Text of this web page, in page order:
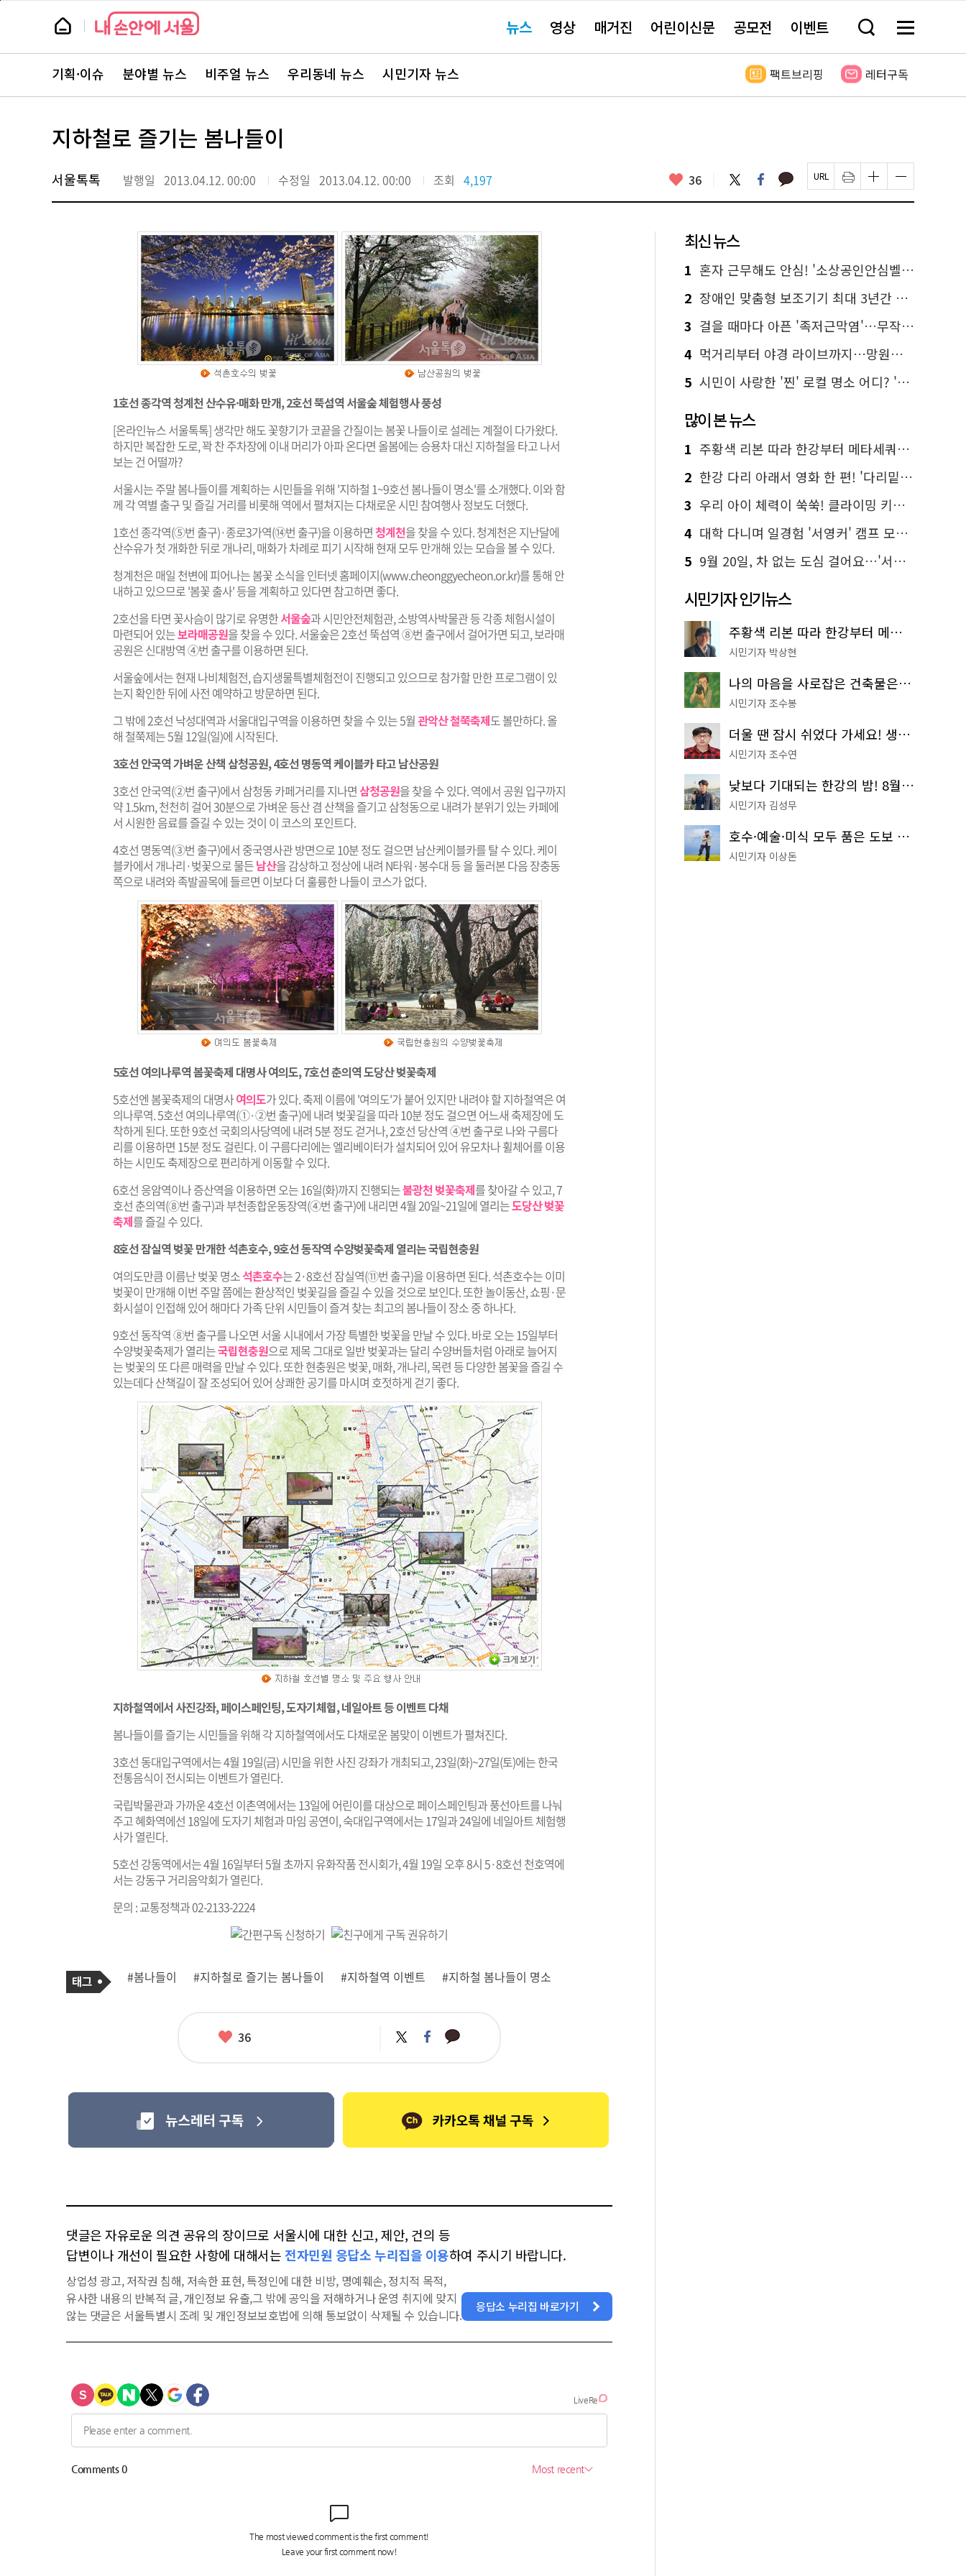
본
뉴
스 요뉴스 영상 매거진 어린이신문 공모전 이벤트 검
창
기
메
전
보
뉴
스
주
서
바
로
기획·이슈 분야별 뉴스 비주얼 뉴스 우리동네 뉴스 시민기자 뉴스 팩트브리핑 레터구독
지하철로 즐기는 봄나들이
서울톡톡 발행일 2013.04.12. 00:00 수정일 2013.04.12. 00:00 조회 4,197 좋
요
36 트
위
터
페
이
스
카
카 페
이
지
인
쇄
하
글
자
크
하
기
글
자
크
하
기
1호선 종각역 청계천 산수유·매화 만개, 2호선 뚝섬역 서울숲 체험행사 풍성
[온라인뉴스 서울톡톡] 생각만 해도 꽃향기가 코끝을 간질이는 봄꽃 나들이로 설레는 계절이 다가왔다.
하지만 복잡한 도로, 꽉 찬 주차장에 이내 머리가 아파 온다면 올봄에는 승용차 대신 지하철을 타고 나서
보는 건 어떨까?
서울시는 주말 봄나들이를 계획하는 시민들을 위해 '지하철 1~9호선 봄나들이 명소'를 소개했다. 이와 함
께 각 역별 출구 및 즐길 거리를 비롯해 역에서 펼쳐지는 다채로운 시민 참여행사 정보도 더했다.
1호선 종각역(⑤번 출구)·종로3가역(⑭번 출구)을 이용하면청계천을 찾을 수 있다. 청계천은 지난달에
산수유가 첫 개화한 뒤로 개나리, 매화가 차례로 피기 시작해 현재 모두 만개해 있는 모습을 볼 수 있다.
청계천은 매일 천변에 피어나는 봄꽃 소식을 인터넷 홈페이지(www.cheonggyecheon.or.kr)를 통해 안
내하고 있으므로 '봄꽃 출사' 등을 계획하고 있다면 참고하면 좋다.
2호선을 타면 꽃사슴이 많기로 유명한서울숲과 시민안전체험관, 소방역사박물관 등 각종 체험시설이
마련되어 있는보라매공원을 찾을 수 있다. 서울숲은 2호선 뚝섬역 ⑧번 출구에서 걸어가면 되고, 보라매
공원은 신대방역 ④번 출구를 이용하면 된다.
서울숲에서는 현재 나비체험전, 습지생물특별체험전이 진행되고 있으므로 참가할 만한 프로그램이 있
는지 확인한 뒤에 사전 예약하고 방문하면 된다.
그 밖에 2호선 낙성대역과 서울대입구역을 이용하면 찾을 수 있는 5월관악산 철쭉축제도 볼만하다. 올
해 철쭉제는 5월 12일(일)에 시작된다.
3호선 안국역 가벼운 산책 삼청공원, 4호선 명동역 케이블카 타고 남산공원
3호선 안국역(②번 출구)에서 삼청동 카페거리를 지나면 삼청공원을 찾을 수 있다. 역에서 공원 입구까지
약 1.5km, 천천히 걸어 30분으로 가벼운 등산 겸 산책을 즐기고 삼청동으로 내려가 분위기 있는 카페에
서 시원한 음료를 즐길 수 있는 것이 이 코스의 포인트다.
4호선 명동역(③번 출구)에서 중국영사관 방면으로 10분 정도 걸으면 남산케이블카를 탈 수 있다. 케이
블카에서 개나리·벚꽃으로 물든남산을 감상하고 정상에 내려 N타워·봉수대 등 을 둘러본 다음 장충동
쪽으로 내려와 족발골목에 들르면 이보다 더 훌륭한 나들이 코스가 없다.
5호선 여의나루역 봄꽃축제 대명사 여의도, 7호선 춘의역 도당산 벚꽃축제
5호선엔 봄꽃축제의 대명사여의도가 있다. 축제 이름에 '여의도'가 붙어 있지만 내려야 할 지하철역은 여
의나루역. 5호선 여의나루역(①·②번 출구)에 내려 벚꽃길을 따라 10분 정도 걸으면 어느새 축제장에 도
착하게 된다. 또한 9호선 국회의사당역에 내려 5분 정도 걷거나, 2호선 당산역 ④번 출구로 나와 구름다
리를 이용하면 15분 정도 걸린다. 이 구름다리에는 엘리베이터가 설치되어 있어 유모차나 휠체어를 이용
하는 시민도 축제장으로 편리하게 이동할 수 있다.
6호선 응암역이나 증산역을 이용하면 오는 16일(화)까지 진행되는불광천 벚꽃축제를 찾아갈 수 있고, 7
호선 춘의역(⑧번 출구)과 부천종합운동장역(④번 출구)에 내리면 4월 20일~21일에 열리는도당산 벚꽃
축제를 즐길 수 있다.
8호선 잠실역 벚꽃 만개한 석촌호수, 9호선 동작역 수양벚꽃축제 열리는 국립현충원
여의도만큼 이름난 벚꽃 명소석촌호수는 2·8호선 잠실역(⑪번 출구)을 이용하면 된다. 석촌호수는 이미
벚꽃이 만개해 이번 주말 쯤에는 환상적인 벚꽃길을 즐길 수 있을 것으로 보인다. 또한 놀이동산, 쇼핑·문
화시설이 인접해 있어 해마다 가족 단위 시민들이 즐겨 찾는 최고의 봄나들이 장소 중 하나다.
9호선 동작역 ⑧번 출구를 나오면 서울 시내에서 가장 특별한 벚꽃을 만날 수 있다. 바로 오는 15일부터
수양벚꽃축제가 열리는국립현충원으로 제목 그대로 일반 벚꽃과는 달리 수양버들처럼 아래로 늘어지
는 벚꽃의 또 다른 매력을 만날 수 있다. 또한 현충원은 벚꽃, 매화, 개나리, 목련 등 다양한 봄꽃을 즐길 수
있는데다 산책길이 잘 조성되어 있어 상쾌한 공기를 마시며 호젓하게 걷기 좋다.
지하철역에서 사진강좌, 페이스페인팅, 도자기체험, 네일아트 등 이벤트 다채
봄나들이를 즐기는 시민들을 위해 각 지하철역에서도 다채로운 봄맞이 이벤트가 펼쳐진다.
3호선 동대입구역에서는 4월 19일(금) 시민을 위한 사진 강좌가 개최되고, 23일(화)~27일(토)에는 한국
전통음식이 전시되는 이벤트가 열린다.
국립박물관과 가까운 4호선 이촌역에서는 13일에 어린이를 대상으로 페이스페인팅과 풍선아트를 나눠
주고 혜화역에선 18일에 도자기 체험과 마임 공연이, 숙대입구역에서는 17일과 24일에 네일아트 체험행
사가 열린다.
5호선 강동역에서는 4월 16일부터 5월 초까지 유화작품 전시회가, 4월 19일 오후 8시 5·8호선 천호역에
서는 강동구 거리음악회가 열린다.
문의 : 교통정책과 02-2133-2224
사
태
그
#봄나들이 #지하철로 즐기는 봄나들이 #지하철역 이벤트 #지하철 봄나들이 명소
좋
36 트
위
페
이
카
카
댓글은 자유로운 의견 공유의 장이므로 서울시에 대한 신고, 제안, 건의 등
답변이나 개선이 필요한 사항에 대해서는 전자민원 응답소 누리집을 이용하여 주시기 바랍니다.
상업성 광고, 저작권 침해, 저속한 표현, 특정인에 대한 비방, 명예훼손, 정치적 목적,
유사한 내용의 반복적 글, 개인정보 유출,그 밖에 공익을 저해하거나 운영 취지에 맞지
않는 댓글은 서울특별시 조례 및 개인정보보호법에 의해 통보없이 삭제될 수 있습니다.
응답소 누리집 바로가기
최신 뉴스
1 혼자 근무해도 안심! '소상공인안심벨' 신청하세요
2 장애인 맞춤형 보조기기 최대 3년간 무상 대여…삶의 질 높인다
3 걸을 때마다 아픈 '족저근막염'…무작정 참지 말고 '이것' 해보세요!
4 먹거리부터 야경 라이브까지…망원한강공원 알짜 코스
5 시민이 사랑한 '찐' 로컬 명소 어디? '서울에디션25' 추천 코스
많이 본 뉴스
1 주황색 리본 따라 한강부터 메타세쿼이아 숲길까지…서울둘레길 15코스
2 한강 다리 아래서 영화 한 편! '다리밑 영화관' 무료 상영
3 우리 아이 체력이 쑥쑥! 클라이밍 키즈카페·어린이 체력장
4 대학 다니며 일경험 '서영커' 캠프 모집…전액 무료
5 9월 20일, 차 없는 도심 걸어요…'서울 걷자 페스티벌' 선착순 5천명
시민기자 인기뉴스
주황색 리본 따라 한강부터 메타세쿼이아 숲길까지…서울둘레길 15코스
시민기자 박상현
나의 마음을 사로잡은 건축물은? '서울시 건축상' 수상작 공개!
시민기자 조수봉
더울 땐 잠시 쉬었다 가세요! 생수 냉장고부터 해피소·무더위쉼터까지
시민기자 조수연
낮보다 기대되는 한강의 밤! 8월 한정 무료 '한강 밤핑' 예약은?
시민기자 김성무
호수·예술·미식 모두 품은 도보 코스! 서울식물원~LG아트센터~마곡테라스거리
시민기자 이상돈
페